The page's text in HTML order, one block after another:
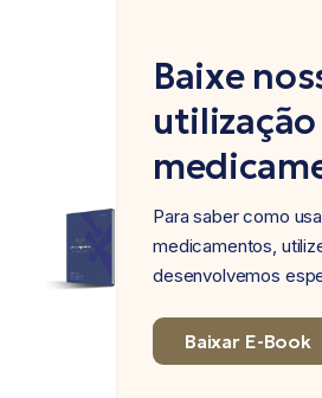
Baixe
Para saber como
medicamentos,
desenvolvemos
Baixar E-Book